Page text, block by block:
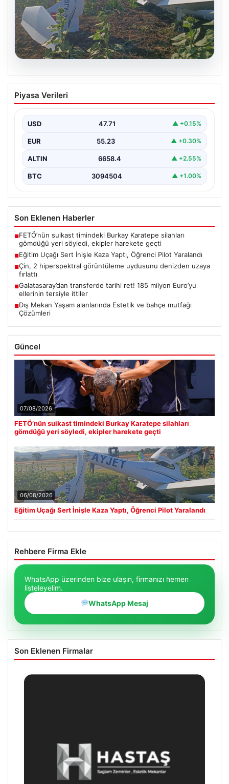
Eğitim Uçağı Sert İnişle Kaza Yaptı,
Öğrenci Pilot Yaralandı
yakınlarında gerçekleştirilen eğitim uçuşu sırasında
beklenmedik bir kaza yaşandı.…
Piyasa Verileri
USD 47.71 ▲ +0.15%
EUR 55.23 ▲ +0.30%
ALTIN 6658.4 ▲ +2.55%
BTC 3094504 ▲ +1.00%
Son Eklenen Haberler
■FETÖ’nün suikast timindeki Burkay Karatepe silahları
gömdüğü yeri söyledi, ekipler harekete geçti
■Eğitim Uçağı Sert İnişle Kaza Yaptı, Öğrenci Pilot Yaralandı
■Çin, 2 hiperspektral görüntüleme uydusunu denizden uzaya
fırlattı
■Galatasaray’dan transferde tarihi ret! 185 milyon Euro’yu
ellerinin tersiyle ittiler
■Dış Mekan Yaşam alanlarında Estetik ve bahçe mutfağı
Çözümleri
Güncel
07/08/2026
FETÖ’nün suikast timindeki Burkay Karatepe silahları
gömdüğü yeri söyledi, ekipler harekete geçti
06/08/2026
Eğitim Uçağı Sert İnişle Kaza Yaptı, Öğrenci Pilot Yaralandı
Rehbere Firma Ekle
WhatsApp üzerinden bize ulaşın, firmanızı hemen
listeleyelim.
WhatsApp Mesaj
Son Eklenen Firmalar